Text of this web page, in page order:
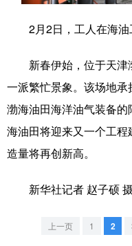
学术中国 乡村振
城市 旅游
彩票 娱乐
公益 一带一
文化产业
吉林
2月2日，工人在海油
新春伊始，位于天津
一派繁忙景象。该场地
渤海油田海洋油气装备
海油田将迎来又一个工
造量将再创新高。
新华社记者 赵子硕
上一页 1 2